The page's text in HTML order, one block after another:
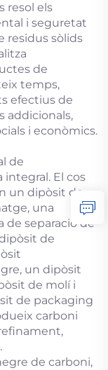
resol els
i seguretat
residus sòlids
de
temps,
efectius de
addicionals,
i econòmics.
de
El cos
un dipòsit de
una
de separació de
de
un dipòsit
de molí i
de packaging
carboni
de carboni,